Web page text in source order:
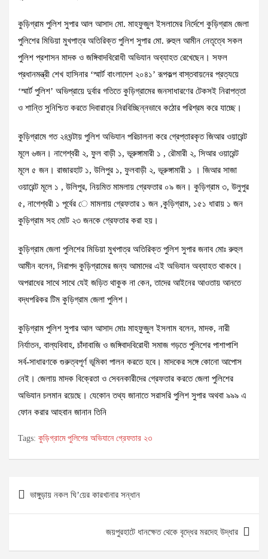
কুড়িগ্রাম পুলিশ সুপার আল আসাদ মো. মাহফুজুল ইসলামের নির্দেশে কুড়িগ্রাম জেলা
পুলিশের মিডিয়া মুখপাত্র অতিরিক্ত পুলিশ সুপার মো. রুহুল আমীন নেতৃত্বে সকল
পুলিশ প্রশাসন মাদক ও জঙ্গিবাদবিরোধী অভিযান অব্যাহত রেখেছেন। সফল
প্রধানমন্ত্রী শেখ হাসিনার ‘স্মার্ট বাংলাদেশ ২০৪১’ রূপকল্প বাস্তবায়নের প্রত্যয়ে
‘স্মার্ট পুলিশ’ অভিপ্রায়ে দুর্বার গতিতে কুড়িগ্রামের জনসাধারণের টেকসই নিরাপত্তা
ও শান্তি সুনিশ্চিত করতে দিবারাত্র নিরবিচ্ছিন্নভাবে কঠোর পরিশ্রম করে যাচ্ছে।
কুড়িগ্রামে গত ২৪ঘন্টায় পুলিশ অভিযান পরিচালনা করে গ্রেপ্তারকৃত জিআর ওয়ারেন্ট
মূলে ৬জন। নাগেশ্বরী ২, ফুল বাড়ী ১, ভূরুঙ্গামারী ১ , রৌমারী ২, সিআর ওয়ারেন্ট
মূলে ৫ জন। রাজারহাট ১, উলিপুর ১, ফুলবাড়ী ২, ভূরুঙ্গামারী ১ । জিআর সাজা
ওয়ারেন্ট মূলে ১ , উলিপুর, নিয়মিত মামলায় গ্রেফতার ০৯ জন। কুড়িগ্রাম ৩, উলুপুর
৫, নাগেশ্বরী ১ পূর্বের ে মামলায় গ্রেফতার ১ জন ,কুড়িগ্রাম, ১৫১ ধারায় ১ জন
কুড়িগ্রাম সহ মোট ২৩ জনকে গ্রেফতার করা হয়।
কুড়িগ্রাম জেলা পুলিশের মিডিয়া মুখপাত্র অতিরিক্ত পুলিশ সুপার জনাব মোঃ রুহুল
আমীন বলেন, নিরাপদ কুড়িগ্রামের জন্য আমাদের এই অভিযান অব্যাহত থাকবে।
অপরাধের সাথে সাথে যেই জড়িত থাকুক না কেন, তাদের আইনের আওতায় আনতে
বদ্ধপরিকর টিম কুড়িগ্রাম জেলা পুলিশ।
কুড়িগ্রাম পুলিশ সুপার আল আসাদ মোঃ মাহফুজুল ইসলাম বলেন, মাদক, নারী
নির্যাতন, বাল্যবিবাহ, চাঁদাবাজি ও জঙ্গিবাদবিরোধী সমাজ গড়তে পুলিশের পাশাপাশি
সর্ব-সাধারণকে গুরুত্বপূর্ণ ভূমিকা পালন করতে হবে। মাদকের সঙ্গে কোনো আপোস
নেই। জেলায় মাদক বিক্রেতা ও সেবনকারীদের গ্রেফতার করতে জেলা পুলিশের
অভিযান চলমান রয়েছে। যেকোন তথ্য জানাতে সরাসরি পুলিশ সুপার অথবা ৯৯৯ এ
ফোন করার আহবান জানান তিনি
Tags: কুড়িগ্রামে পুলিশের অভিযানে গ্রেফতার ২৩
Post
navigation
ভাঙ্গুড়ায় নকল ঘি’য়ের কারখানার সন্ধান
জয়পুরহাটে ধানক্ষেত থেকে বৃদ্ধের মরদেহ উদ্ধার